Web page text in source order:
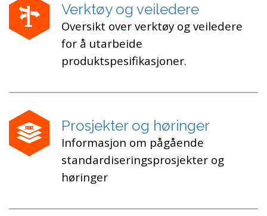
Verktøy og veiledere
Oversikt over verktøy og veiledere
for å utarbeide
produktspesifikasjoner.
Prosjekter og høringer
Informasjon om pågående
standardiseringsprosjekter og
høringer